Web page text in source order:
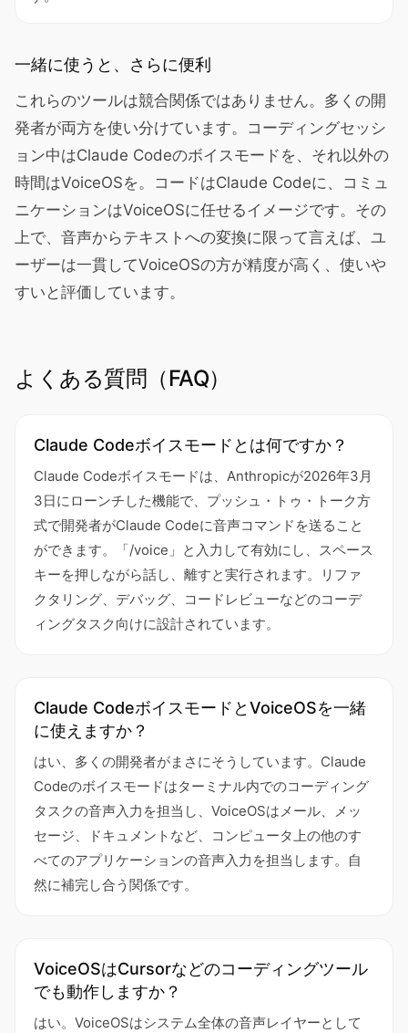
一緒に使うと、さらに便利
これらのツールは競合関係ではありません。多くの開
発者が両方を使い分けています。コーディングセッシ
ョン中はClaude Codeのボイスモードを、それ以外の
時間はVoiceOSを。コードはClaude Codeに、コミュ
ニケーションはVoiceOSに任せるイメージです。その
上で、音声からテキストへの変換に限って言えば、ユ
ーザーは一貫してVoiceOSの方が精度が高く、使いや
すいと評価しています。
よくある質問（FAQ）
Claude Codeボイスモードとは何ですか？
Claude Codeボイスモードは、Anthropicが2026年3月
3日にローンチした機能で、プッシュ・トゥ・トーク方
式で開発者がClaude Codeに音声コマンドを送ること
ができます。「/voice」と入力して有効にし、スペース
キーを押しながら話し、離すと実行されます。リファ
クタリング、デバッグ、コードレビューなどのコーデ
ィングタスク向けに設計されています。
Claude CodeボイスモードとVoiceOSを一緒
に使えますか？
はい、多くの開発者がまさにそうしています。Claude
Codeのボイスモードはターミナル内でのコーディング
タスクの音声入力を担当し、VoiceOSはメール、メッ
セージ、ドキュメントなど、コンピュータ上の他のす
べてのアプリケーションの音声入力を担当します。自
然に補完し合う関係です。
VoiceOSはCursorなどのコーディングツール
でも動作しますか？
はい。VoiceOSはシステム全体の音声レイヤーとして